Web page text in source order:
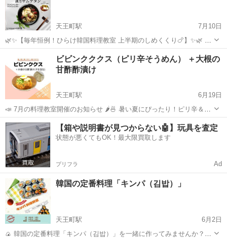
たら お腹を壊してい...
天王町駅
7月10日
🌿✨【毎年恒例！ひらけ韓国料理教室 上半期のしめくくり🍗】✨🌿 今
年もやります‼️ 🌞夏休み前ラストのスペシャルクラス🌞 💛みんな大好
き【 한방삼계탕（韓方サムゲタン）】クラス💛 毎年、夏の最後の授業
は… ...
天王町駅 韓国料理 クラス
ビビンクククス（ピリ辛そうめん） ＋大根の
甘酢酢漬け
天王町駅
6月19日
📣 7月の料理教室開催のお知らせ 🌶️🍜 暑い夏にぴったり！ピリ辛＆さ
っぱりな麺料理を一緒に作りませんか？ 📌 メニュー： ビビンククク
ス（ピリ辛そうめん） ＋大根の甘酢酢漬け 🗓 開催日時： 7月1...
神奈川 横浜市 天王町駅 韓国料理
【箱や説明書が見つからない🤖】玩具を査定
状態が悪くてもOK！最大限買取します
プリフラ Ad
韓国の定番料理「キンパ（김밥）」
天王町駅
6月2日
🍙 韓国の定番料理「キンパ（김밥）」を一緒に作ってみませんか？初